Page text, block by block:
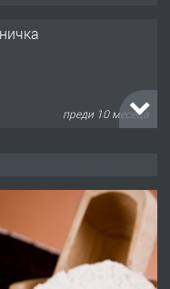
преди 10 месеца
преди 1 година
работници